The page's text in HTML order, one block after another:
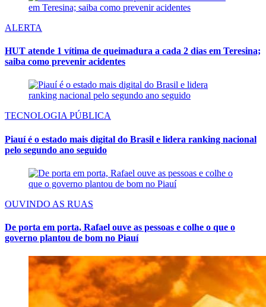
ALERTA
HUT atende 1 vítima de queimadura a cada 2 dias em Teresina;
saiba como prevenir acidentes
TECNOLOGIA PÚBLICA
Piauí é o estado mais digital do Brasil e lidera ranking nacional
pelo segundo ano seguido
OUVINDO AS RUAS
De porta em porta, Rafael ouve as pessoas e colhe o que o
governo plantou de bom no Piauí